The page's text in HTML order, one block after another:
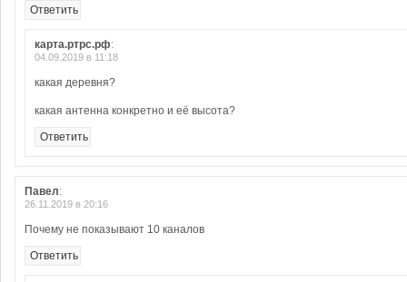
Ответить
карта.ртрс.рф:
04.09.2019 в 11:18
какая деревня?
какая антенна конкретно и её высота?
Ответить
Павел:
26.11.2019 в 20:16
Почему не показывают 10 каналов
Ответить